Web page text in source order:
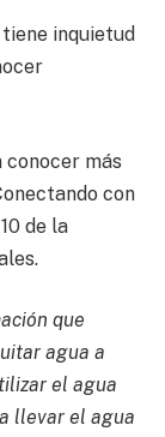
inquietud
conocer más
con
de la
que
agua a
el agua
llevar el agua